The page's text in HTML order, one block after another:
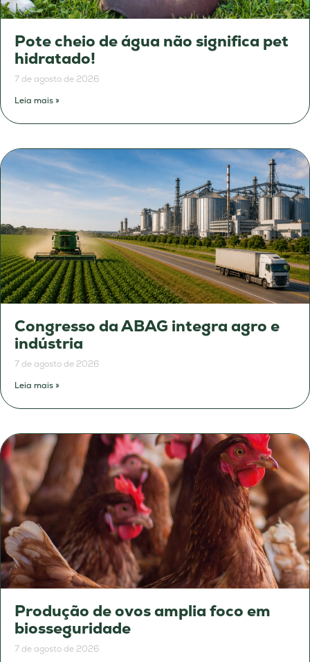
Pote cheio de água não significa pet
hidratado!
7 de agosto de 2026
Leia mais »
Congresso da ABAG integra agro e
indústria
7 de agosto de 2026
Leia mais »
Produção de ovos amplia foco em
biosseguridade
7 de agosto de 2026